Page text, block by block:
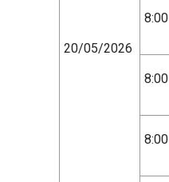
20/05/2026
8:00
8:00
8:00